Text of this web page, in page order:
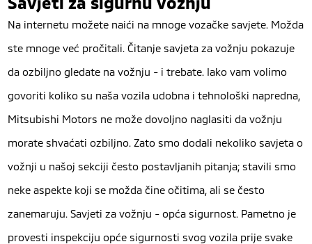
Na internetu možete naići na mnoge vozačke savjete. Možda
ste mnoge već pročitali. Čitanje savjeta za vožnju pokazuje
da ozbiljno gledate na vožnju - i trebate. Iako vam volimo
govoriti koliko su naša vozila udobna i tehnološki napredna,
Mitsubishi Motors ne može dovoljno naglasiti da vožnju
morate shvaćati ozbiljno. Zato smo dodali nekoliko savjeta o
vožnji u našoj sekciji često postavljanih pitanja; stavili smo
neke aspekte koji se možda čine očitima, ali se često
zanemaruju. Savjeti za vožnju - opća sigurnost. Pametno je
provesti inspekciju opće sigurnosti svog vozila prije svake